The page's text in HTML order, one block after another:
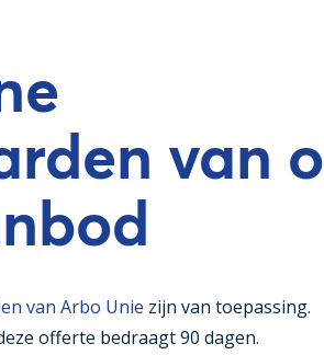
van
van Arbo Unie zijn van toepassing.
offerte bedraagt 90 dagen.